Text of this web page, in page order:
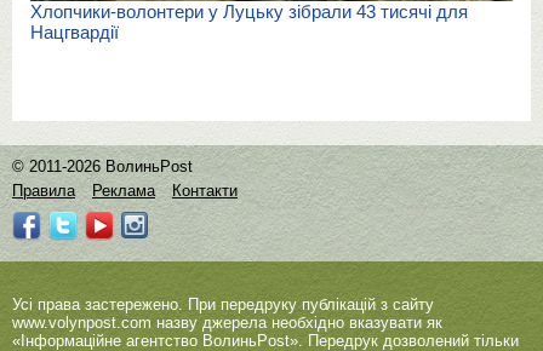
Хлопчики-волонтери у Луцьку зібрали 43 тисячі для
Нацгвардії
© 2011-2026 ВолиньPost
Правила
Реклама Контакти
Усі права застережено. При передруку публікацій з сайту
www.volynpost.com назву джерела необхідно вказувати як
«Інформаційне агентство ВолиньPost». Передрук дозволений тільки